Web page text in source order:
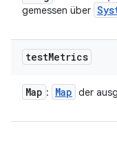
gemessen über
testMetrics
Map : Map der